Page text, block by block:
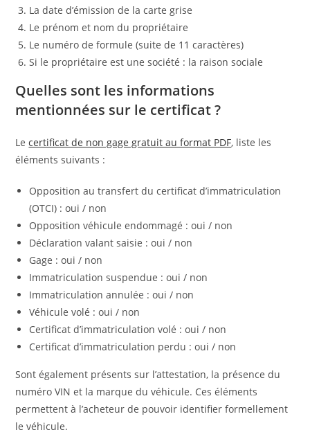
La date d’émission de la carte grise
Le prénom et nom du propriétaire
Le numéro de formule (suite de 11 caractères)
Si le propriétaire est une société : la raison sociale
Quelles sont les informations
mentionnées sur le certificat ?
Lecertificat de non gage gratuit au format PDF, liste les
éléments suivants :
Opposition au transfert du certificat d’immatriculation
(OTCI) : oui / non
Opposition véhicule endommagé : oui / non
Déclaration valant saisie : oui / non
Gage : oui / non
Immatriculation suspendue : oui / non
Immatriculation annulée : oui / non
Véhicule volé : oui / non
Certificat d’immatriculation volé : oui / non
Certificat d’immatriculation perdu : oui / non
Sont également présents sur l’attestation, la présence du
numéro VIN et la marque du véhicule. Ces éléments
permettent à l’acheteur de pouvoir identifier formellement
le véhicule.